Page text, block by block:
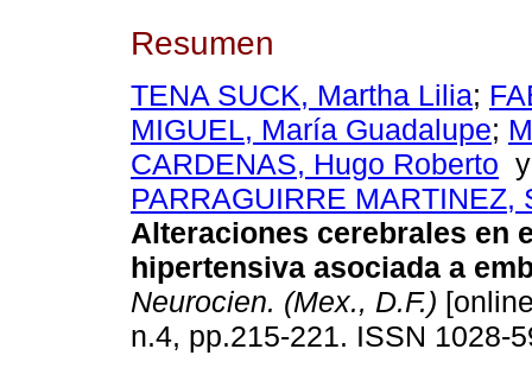
Resumen
TENA SUCK, Martha Lilia;
MIGUEL, María Guadalupe;
CARDENAS, Hugo Roberto
PARRAGUIRRE MARTINEZ,
Alteraciones cerebrales en
hipertensiva asociada a
Neurocien. (Mex., D.F.)
n.4, pp.215-221. ISSN 1028-